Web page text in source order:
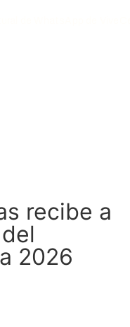
de WhatsApp de
recibe a
2026